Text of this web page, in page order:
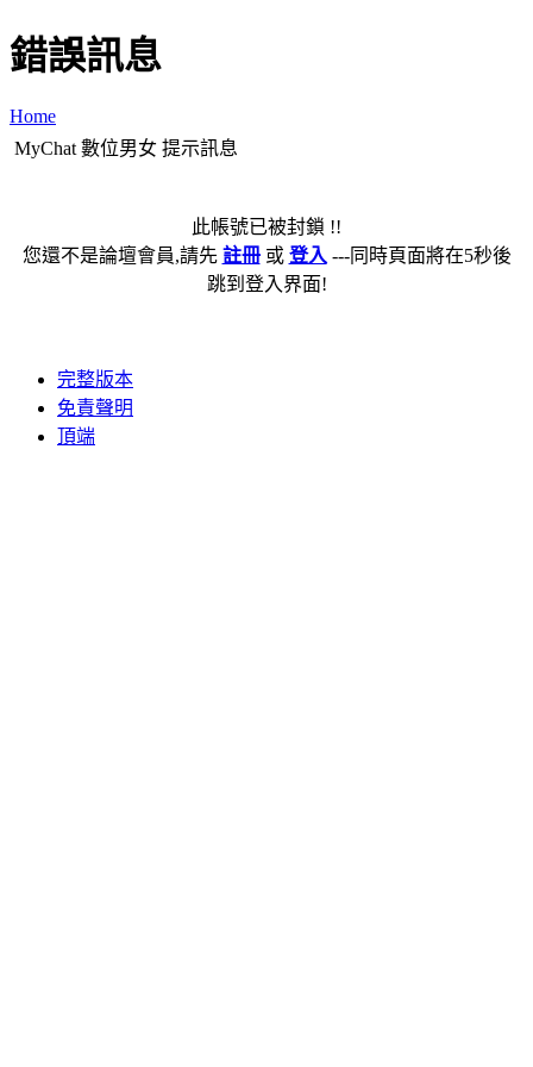
錯誤訊息
Home
MyChat 數位男女 提示訊息
此帳號已被封鎖 !!
您還不是論壇會員,請先 註冊或 登入 ---同時頁面將在5秒後
跳到登入界面!
完整版本
免責聲明
頂端